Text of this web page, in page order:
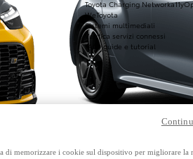
Toyota Charging Network
WeToyota
Sistemi multimediali
Verifica servizi connessi
FAQ, guide e tutorial
di memorizzare i cookie sul dispositivo per migliorare la